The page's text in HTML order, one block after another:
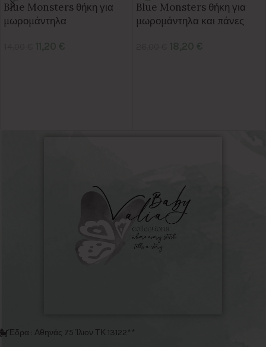
Blue Monsters θήκη για
μωρομάντηλα
Blue Monsters θήκη για
μωρομάντηλα και πάνες
Έδρα : Αθηνάς 75 Ίλιον ΤΚ 13122**